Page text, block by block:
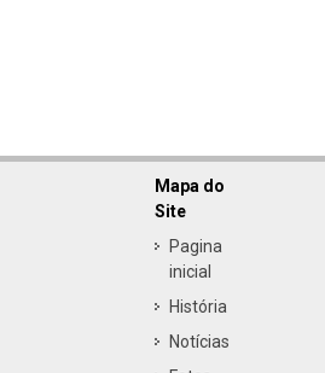
Mapa do
Site
Pagina
inicial
História
Notícias